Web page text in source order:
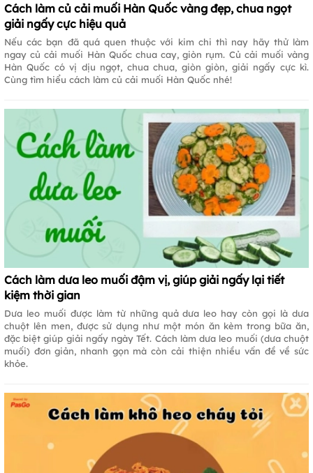
Cách làm củ cải muối Hàn Quốc vàng đẹp, chua ngọt
giải ngấy cực hiệu quả
Nếu các bạn đã quá quen thuộc với kim chi thì nay hãy thử làm
ngay củ cải muối Hàn Quốc chua cay, giòn rụm. Củ cải muối vàng
Hàn Quốc có vị dịu ngọt, chua chua, giòn giòn, giải ngấy cực kì.
Cùng tìm hiểu cách làm củ cải muối Hàn Quốc nhé!
Cách làm dưa leo muối đậm vị, giúp giải ngấy lại tiết
kiệm thời gian
Dưa leo muối được làm từ những quả dưa leo hay còn gọi là dưa
chuột lên men, được sử dụng như một món ăn kèm trong bữa ăn,
đặc biệt giúp giải ngấy ngày Tết. Cách làm dưa leo muối (dưa chuột
muối) đơn giản, nhanh gọn mà còn cải thiện nhiều vấn đề về sức
khỏe.